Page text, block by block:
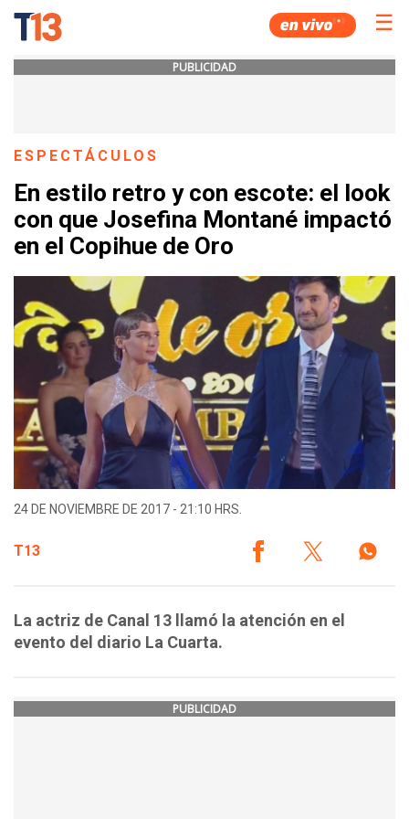
☰
PUBLICIDAD
ESPECTÁCULOS
En estilo retro y con escote: el look
con que Josefina Montané impactó
en el Copihue de Oro
24 DE NOVIEMBRE DE 2017 - 21:10 HRS.
T13
La actriz de Canal 13 llamó la atención en el
evento del diario La Cuarta.
PUBLICIDAD